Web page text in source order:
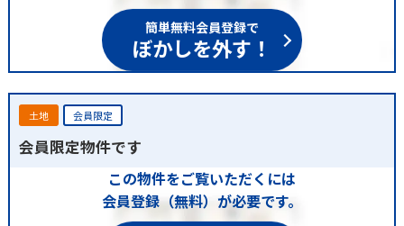
簡単無料会員登録で
ぼかしを外す！
土地 会員限定
会員限定物件です
この物件をご覧いただくには
会員登録（無料）が必要です。